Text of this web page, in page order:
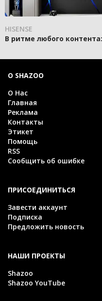
HISENSE
В ритме любого контента:
О SHAZOO
О Нас
Главная
Реклама
Контакты
Этикет
Помощь
RSS
Сообщить об ошибке
ПРИСОЕДИНИТЬСЯ
Завести аккаунт
Подписка
Предложить новость
НАШИ ПРОЕКТЫ
Shazoo
Shazoo YouTube